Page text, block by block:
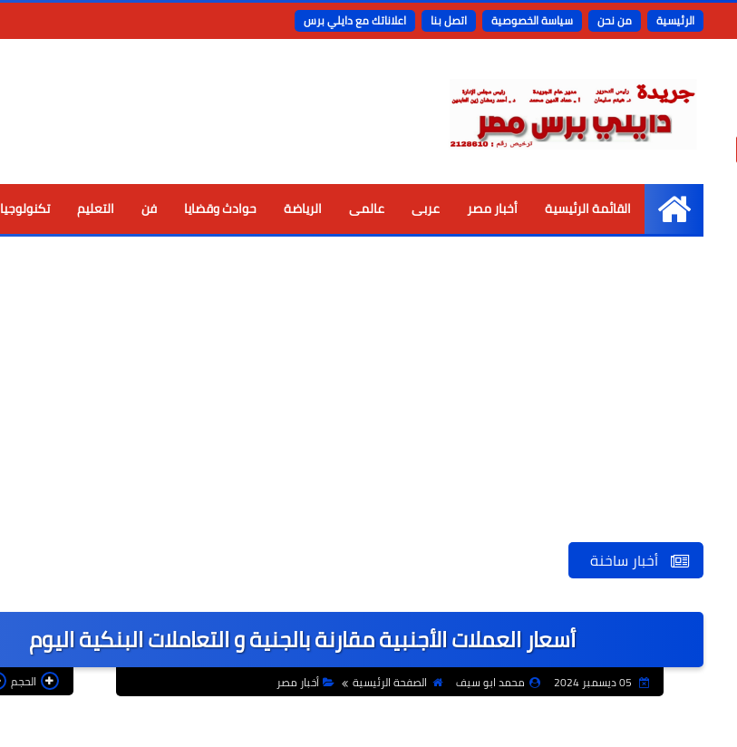
الرئيسية من نحن سياسة الخصوصية اتصل بنا اعلاناتك مع دايلي برس
الرئيسية
القائمة الرئيسية أخبار مصر عربى عالمى الرياضة حوادث وقضايا فن التعليم تكنولوجيا
أخبار ساخنة
أسعار العملات الأجنبية مقارنة بالجنية و التعاملات البنكية اليوم
محمد ابو سيف الصفحة الرئيسية أخبار مصر الحجم